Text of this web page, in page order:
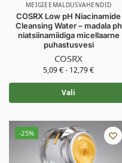
MEIGIEEMALDUSVAHENDID
COSRX Low pH Niacinamide
Cleansing Water – madala ph
niatsiinamiidiga micellaarne
puhastusvesi
COSRX
5,09€- 12,79€
Vali
-25%